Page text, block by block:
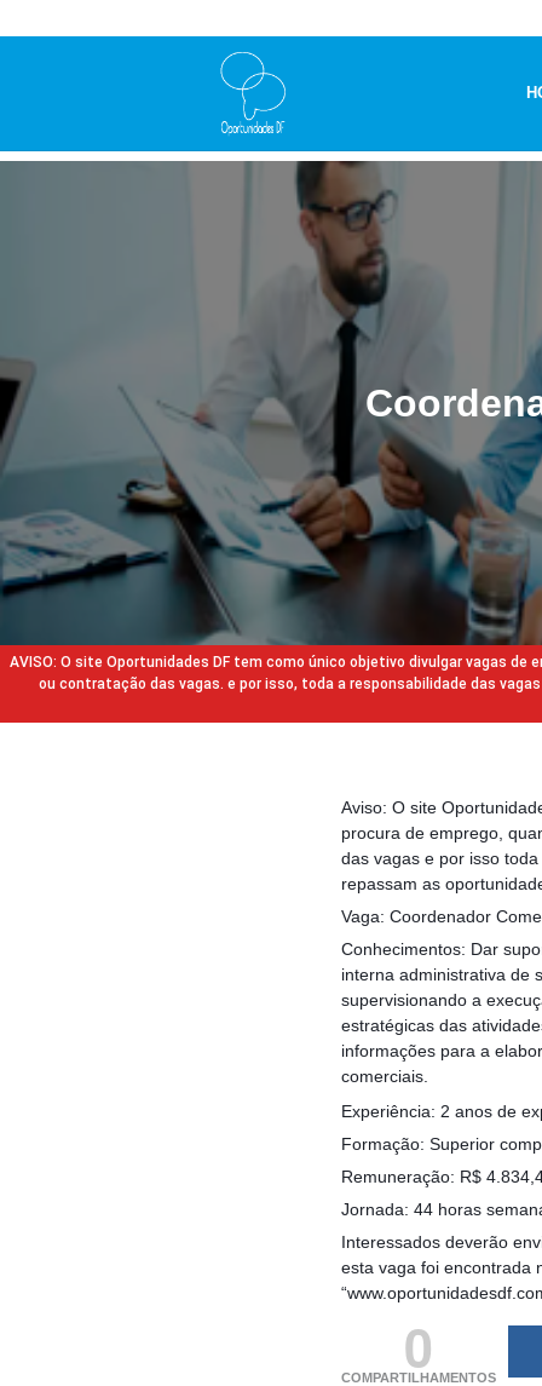
AVISO: O site Oportunidades DF tem como único objetivo divulgar vagas
ou contratação das vagas. e por isso, toda a responsabilidade das
Aviso: O site
procura de emprego,
das vagas e por isso
repassam as
Vaga: Coordenador
Conhecimentos: Dar
interna administrativa de
supervisionando a
estratégicas das
informações para a
comerciais.
Experiência: 2 anos de
Formação: Superior
Remuneração: R$
Jornada: 44 horas
Interessados deverão
esta vaga foi encontrada
0
COMPARTILHAMENTOS